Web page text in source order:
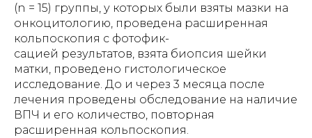
(n = 15) группы, у которых были взяты мазки на
онкоцитологию, проведена расширенная
кольпоскопия с фотофик-
сацией результатов, взята биопсия шейки
матки, проведено гистологическое
исследование. До и через 3 месяца после
лечения проведены обследование на наличие
ВПЧ и его количество, повторная
расширенная кольпоскопия.